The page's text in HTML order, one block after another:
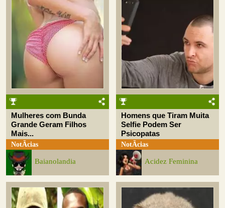
Mulheres com Bunda
Grande Geram Filhos
Mais...
NotÃ­cias
Baianolandia
Homens que Tiram Muita
Selfie Podem Ser
Psicopatas
NotÃ­cias
Acidez Feminina